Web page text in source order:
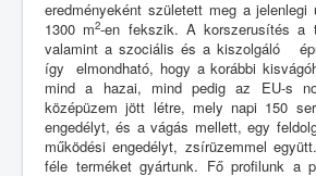
eredményeként született meg a
1300 m2-en fekszik. A korszerusítés a
valamint a szociális és a kiszolgáló
így elmondható, hogy a korábbi
mind a hazai, mind pedig az EU-s
középüzem jött létre, mely napi 150
engedélyt, és a vágás mellett, egy
működési engedélyt, zsírüzemmel
féle terméket gyártunk. Fő profilunk a